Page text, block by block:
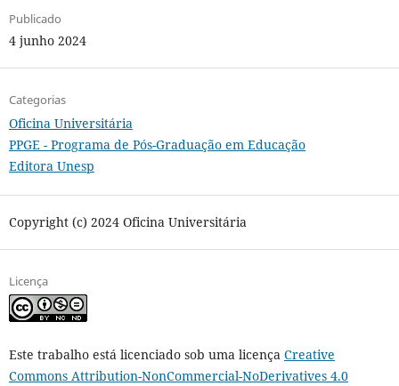
Publicado
4 junho 2024
Categorias
Oficina Universitária
PPGE - Programa de Pós-Graduação em Educação
Editora Unesp
Copyright (c) 2024 Oficina Universitária
Licença
Este trabalho está licenciado sob uma licença Creative
Commons Attribution-NonCommercial-NoDerivatives 4.0